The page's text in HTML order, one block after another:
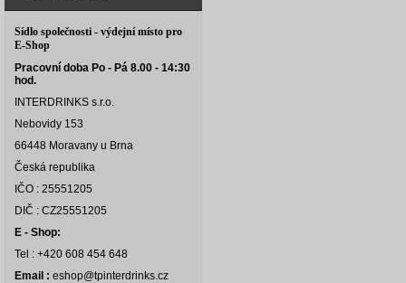
Sídlo společnosti - výdejní místo pro
E-Shop
Pracovní doba Po - Pá 8.00 - 14:30
hod.
INTERDRINKS s.r.o.
Nebovidy 153
66448 Moravany u Brna
Česká republika
IČO : 25551205
DIČ : CZ25551205
E - Shop:
Tel : +420 608 454 648
Email : eshop@tpinterdrinks.cz